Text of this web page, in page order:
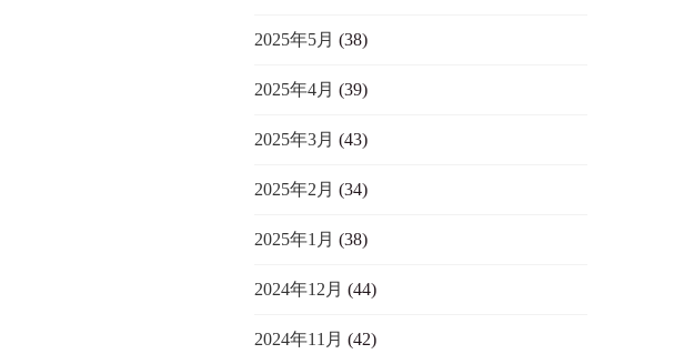
2025年5月 (38)
2025年4月 (39)
2025年3月 (43)
2025年2月 (34)
2025年1月 (38)
2024年12月 (44)
2024年11月 (42)